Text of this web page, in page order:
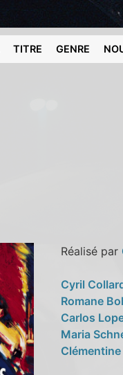
TITRE GENRE
Réalisé par
Cyril
Romane
Carlos
Maria